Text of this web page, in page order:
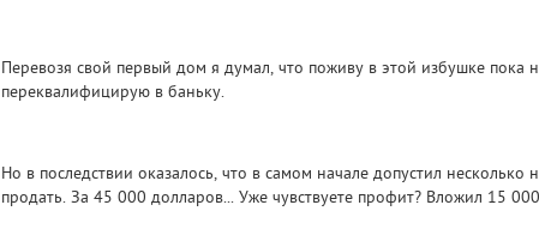
Перевозя свой первый дом я думал, что поживу в этой избушке
переквалифицирую в баньку.
Но в последствии оказалось, что в самом начале допустил
продать. За 45 000 долларов... Уже чувствуете профит? Вложил 15